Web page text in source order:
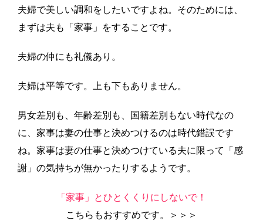
夫婦で美しい調和をしたいですよね。そのためには、
まずは夫も「家事」をすることです。
夫婦の仲にも礼儀あり。
夫婦は平等です。上も下もありません。
男女差別も、年齢差別も、国籍差別もない時代なの
に、家事は妻の仕事と決めつけるのは時代錯誤です
ね。家事は妻の仕事と決めつけている夫に限って「感
謝」の気持ちが無かったりするようです。
「家事」とひとくくりにしないで！
こちらもおすすめです。＞＞＞